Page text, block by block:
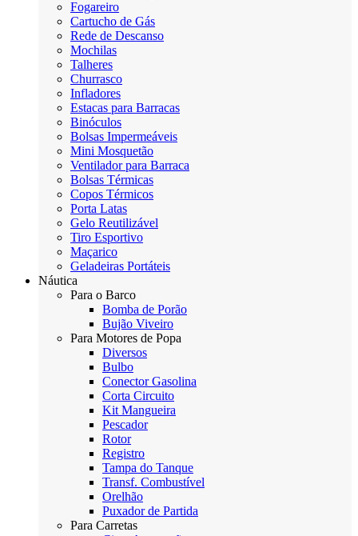
Fogareiro
Cartucho de Gás
Rede de Descanso
Mochilas
Talheres
Churrasco
Infladores
Estacas para Barracas
Binóculos
Bolsas Impermeáveis
Mini Mosquetão
Ventilador para Barraca
Bolsas Térmicas
Copos Térmicos
Porta Latas
Gelo Reutilizável
Tiro Esportivo
Maçarico
Geladeiras Portáteis
Náutica
Para o Barco
Bomba de Porão
Bujão Viveiro
Para Motores de Popa
Diversos
Bulbo
Conector Gasolina
Corta Circuito
Kit Mangueira
Pescador
Rotor
Registro
Tampa do Tanque
Transf. Combustível
Orelhão
Puxador de Partida
Para Carretas